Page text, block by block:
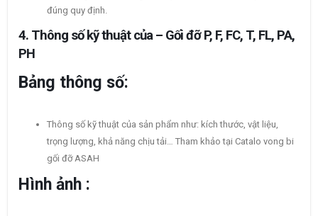
đúng quy định.
4. Thông số kỹ thuật của – Gối đỡ P, F, FC, T, FL, PA,
PH
Bảng thông số:
Thông số kỹ thuật của sản phẩm như: kích thước, vật liệu,
trọng lượng, khả năng chịu tải… Tham khảo tại Catalo vong bi
gối đỡ ASAH
Hình ảnh :